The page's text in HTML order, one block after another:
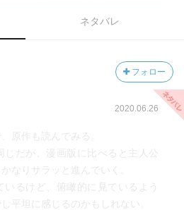
ネタバレ
フォロー
2020.06.26
原作も読んでみる。
じだが、漫画版に比べると主人公
なりサラッと進んでいく。
いるけど、俯瞰的に見ているよう
平坦に感じるのかもしれない。